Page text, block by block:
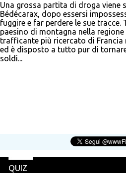
Una grossa partita di droga viene
Bédécarax, dopo essersi
fuggire e far perdere le sue
paesino di montagna nella
trafficante più ricercato di Francia
ed è disposto a tutto pur di
soldi...
QUIZ